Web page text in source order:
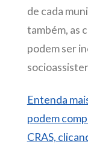
de cada
também, as
podem ser
Entenda
podem
CRAS,